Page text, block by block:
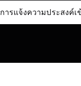
การแจ้งความประสงค์